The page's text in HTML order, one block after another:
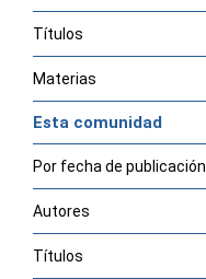
Títulos
Materias
Esta comunidad
Por fecha de publicación
Autores
Títulos